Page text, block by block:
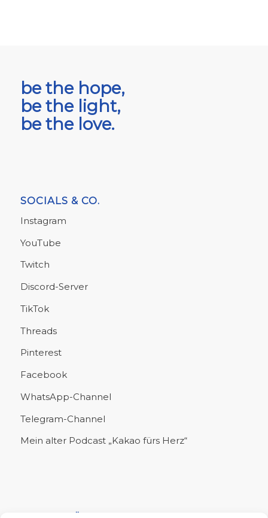
be the hope,
be the light,
be the love.
SOCIALS & CO.
Instagram
YouTube
Twitch
Discord-Server
TikTok
Threads
Pinterest
Facebook
WhatsApp-Channel
Telegram-Channel
Mein alter Podcast „Kakao fürs Herz“